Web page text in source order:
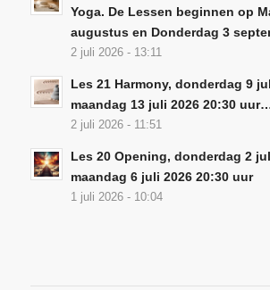
Yoga. De Lessen beginnen op
augustus en Donderdag 3
2 juli 2026 - 13:11
Les 21 Harmony, donderdag 9
maandag 13 juli 2026 20:30
2 juli 2026 - 11:51
Les 20 Opening, donderdag 2
maandag 6 juli 2026 20:30 uur
1 juli 2026 - 10:04